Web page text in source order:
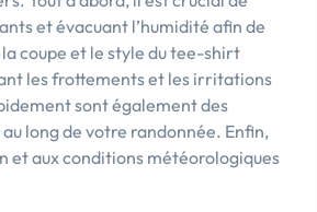
et évacuant l’humidité afin de
coupe et le style du tee-shirt
les frottements et les irritations
sont également des
long de votre randonnée. Enfin,
et aux conditions météorologiques